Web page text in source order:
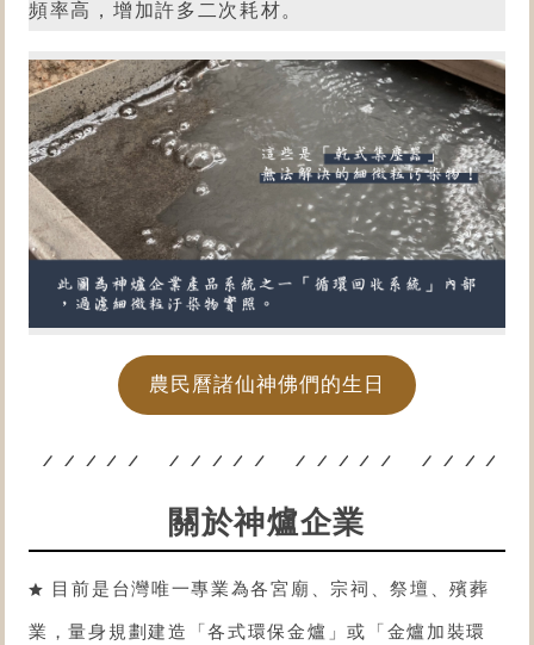
頻率高，增加許多二次耗材。
農民曆諸仙神佛們的生日
關於神爐企業
目前是台灣唯一專業為各宮廟、宗祠、祭壇、殯葬
業，量身規劃建造「各式環保金爐 」或「金爐 加裝環